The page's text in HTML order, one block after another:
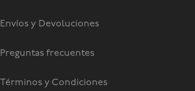
Envíos y Devoluciones
Preguntas frecuentes
Términos y Condiciones